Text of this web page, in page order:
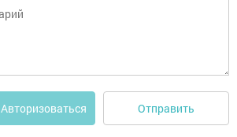
Авторизоваться Отправить